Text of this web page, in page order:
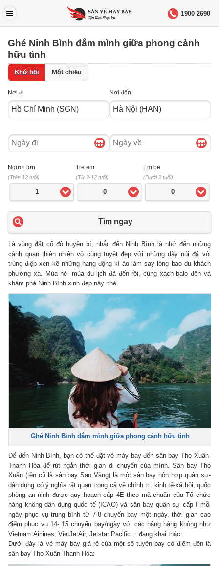
1900 2690
Ghé Ninh Bình đắm mình giữa phong cảnh
hữu tình
Khứ hồi Một chiều
Nơi đi Nơi đến
Ngày
đi
Ngày
về
Người lớn
(Trên 12 tuổi)
1
Trẻ em
(Từ 2-12 tuổi)
0
Em bé
(Dưới 2 tuổi)
0
Tìm ngay
Là vùng đất cố đô huyền bí, nhắc đến Ninh Bình là nhớ đến những
cảnh quan thiên nhiên vô cùng tuyệt đẹp với những dãy núi đá vôi
trùng điệp xen kẽ những hang động kì ảo làm say lòng bao du khách
phương xa. Mùa hè- mùa du lịch đã đến rồi, cùng xách balo đến và
khám phá Ninh Bình xinh đẹp này nhé.
Ghé Ninh Bình đắm mình giữa phong cảnh hữu tình
Để đến Ninh Bình, bạn có thể đặt vé máy bay đến sân bay Thọ Xuân-
Thanh Hóa để rút ngắn thời gian di chuyển của mình. Sân bay Thọ
Xuân (tên cũ là sân bay Sao Vàng) là một sân bay hỗn hợp quân sự-
dân dụng có ý nghĩa rất quan trọng cả về chính trị, kinh tế-xã hội, quốc
phòng an ninh được quy hoạch cấp 4E theo mã chuẩn của Tổ chức
hàng không dân dụng quốc tế (ICAO) và sân bay quân sự cấp I mỗi
ngày phục vụ trung bình từ 7-8 chuyến bay một ngày, thời gian cao
điểm phục vụ 14- 15 chuyến bay/ngày với các hãng hàng không như
Vietnam Airlines, VietJetAir, Jetstar Pacific… đang khai thác.
Dưới đây là vé máy bay giá rẻ của một số tuyến bay có điểm đến là
sân bay Thọ Xuân Thanh Hóa: